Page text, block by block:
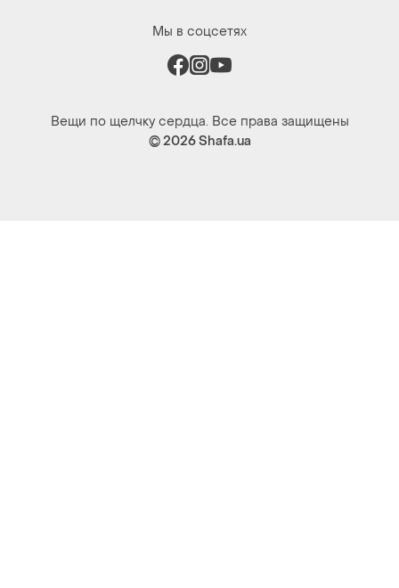
Мы в соцсетях
Вещи по щелчку сердца. Все права защищены
© 2026Shafa.ua